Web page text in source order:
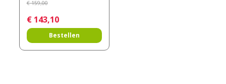
€ 159,00
€ 143,10
Bestellen